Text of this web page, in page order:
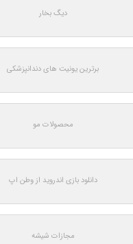
دیگ بخار
برترین یونیت های دندانپزشکی
محصولات مو
دانلود بازی اندروید از وطن اپ
مجازات شیشه